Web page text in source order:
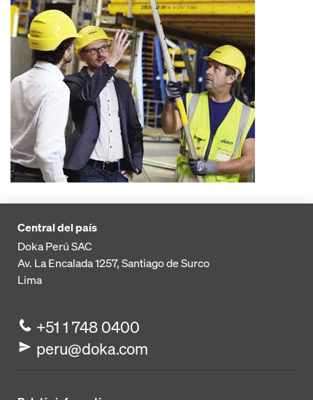
Central del país
Doka Perú SAC
Av. La Encalada 1257,Santiago de Surco
Lima
+51 1 748 0400
peru@doka.com